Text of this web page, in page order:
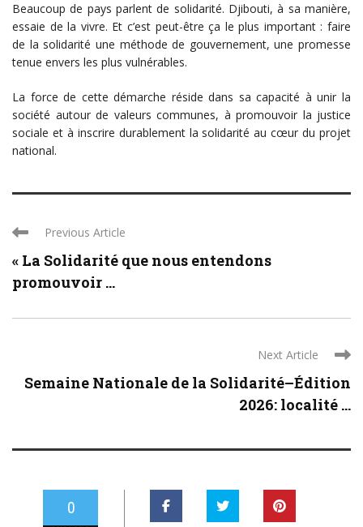
Beaucoup de pays parlent de solidarité. Djibouti, à sa manière,
essaie de la vivre. Et c’est peut-être ça le plus important : faire
de la solidarité une méthode de gouvernement, une promesse
tenue envers les plus vulnérables.
La force de cette démarche réside dans sa capacité à unir la
société autour de valeurs communes, à promouvoir la justice
sociale et à inscrire durablement la solidarité au cœur du projet
national.
Previous Article
« La Solidarité que nous entendons
promouvoir ...
Next Article
Semaine Nationale de la Solidarité–Édition
2026: localité ...
0